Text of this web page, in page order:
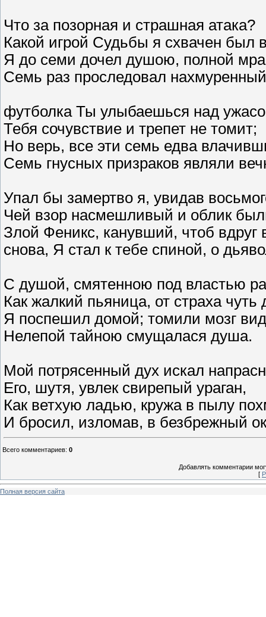
Что за позорная и страшная атака?
Какой игрой Судьбы я схвачен был
Я до семи дочел душою, полной
Семь раз проследовал
футболка Ты улыбаешься над
Тебя сочувствие и трепет не томит;
Но верь, все эти семь едва
Семь гнусных призраков являли
Упал бы замертво я, увидав
Чей взор насмешливый и облик
Злой Феникс, канувший, чтоб вдруг
снова, Я стал к тебе спиной, о
С душой, смятенною под властью
Как жалкий пьяница, от страха
Я поспешил домой; томили мозг
Нелепой тайною смущалася душа.
Мой потрясенный дух искал
Его, шутя, увлек свирепый ураган,
Как ветхую ладью, кружа в пылу
И бросил, изломав, в безбрежный
Всего комментариев: 0
Добавлять комментарии
[
Полная версия сайта